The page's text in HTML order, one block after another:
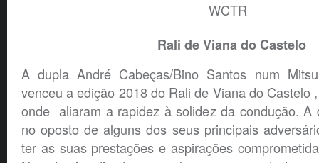
Rali de Viana do Castelo
A dupla André Cabeças/Bino Santos num
venceu a edição 2018 do Rali de Viana do Castelo
onde aliaram a rapidez à solidez da condução. A
no oposto de alguns dos seus principais
ter as suas prestações e aspirações